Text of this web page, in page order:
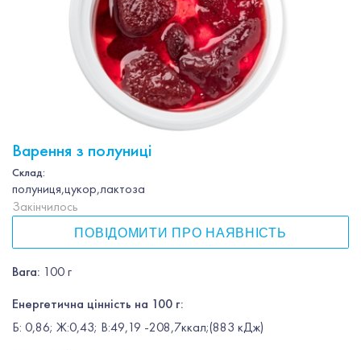
Варення з полуниці
Склад:
полуниця,цукор,лактоза
Вага: 100 г
Енергетична цінність на 100 г:
Б: 0,86; Ж:0,43; В:49,19 -208,7ккал;(883 кДж)
Закінчилось
ПОВІДОМИТИ ПРО НАЯВНІСТЬ